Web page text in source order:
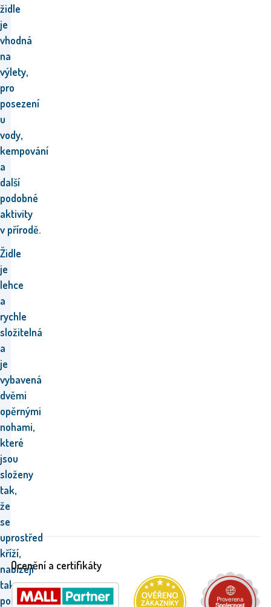
židle
je
vhodná
na
výlety,
pro
posezení
u
vody,
kempování
a
další
podobné
aktivity
v přírodě.
Židle
je
lehce
a
rychle
složitelná
a
je
vybavená
dvěmi
opěrnými
nohami,
které
jsou
složeny
tak,
že
se
uprostřed
kříží,
nabízejí
tak
pohodlné
Ocenění a certifikáty